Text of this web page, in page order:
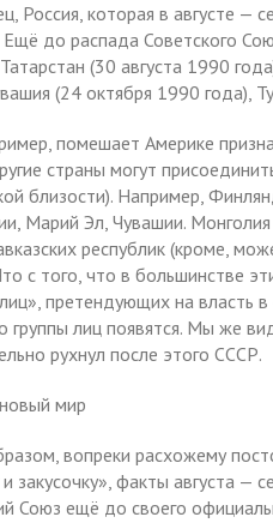
Россия, которая в августе —
Ещё до распада Советского
(30 августа 1990
(24 октября 1990 года),
помешает Америке
страны могут
близости). Например,
Марий Эл, Чувашии. Монголия
республик (кроме,
с того, что в большинстве
претендующих на власть
группы лиц появятся. Мы же
рухнул после этого СССР.
мир
вопреки расхожему
закусочку», факты августа
Союз ещё до своего